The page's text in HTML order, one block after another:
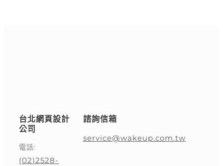
台北網頁設計
公司
電話:
(02)2528-
諮詢信箱
service@wakeup.com.tw